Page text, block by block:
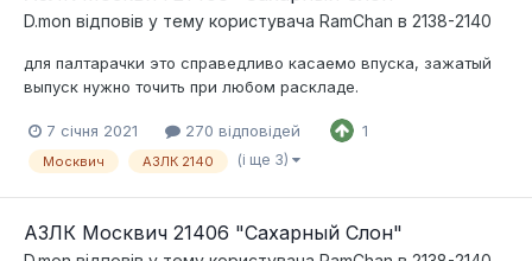
D.mon відповів у тему користувача RamChan в 2138-2140
для палтарачки это справедливо касаемо впуска, зажатый
выпуск нужно точить при любом раскладе.
7 січня 2021 270 відповідей 1
Москвич АЗЛК 2140 (і ще 3)
АЗЛК Москвич 21406 "Сахарный Слон"